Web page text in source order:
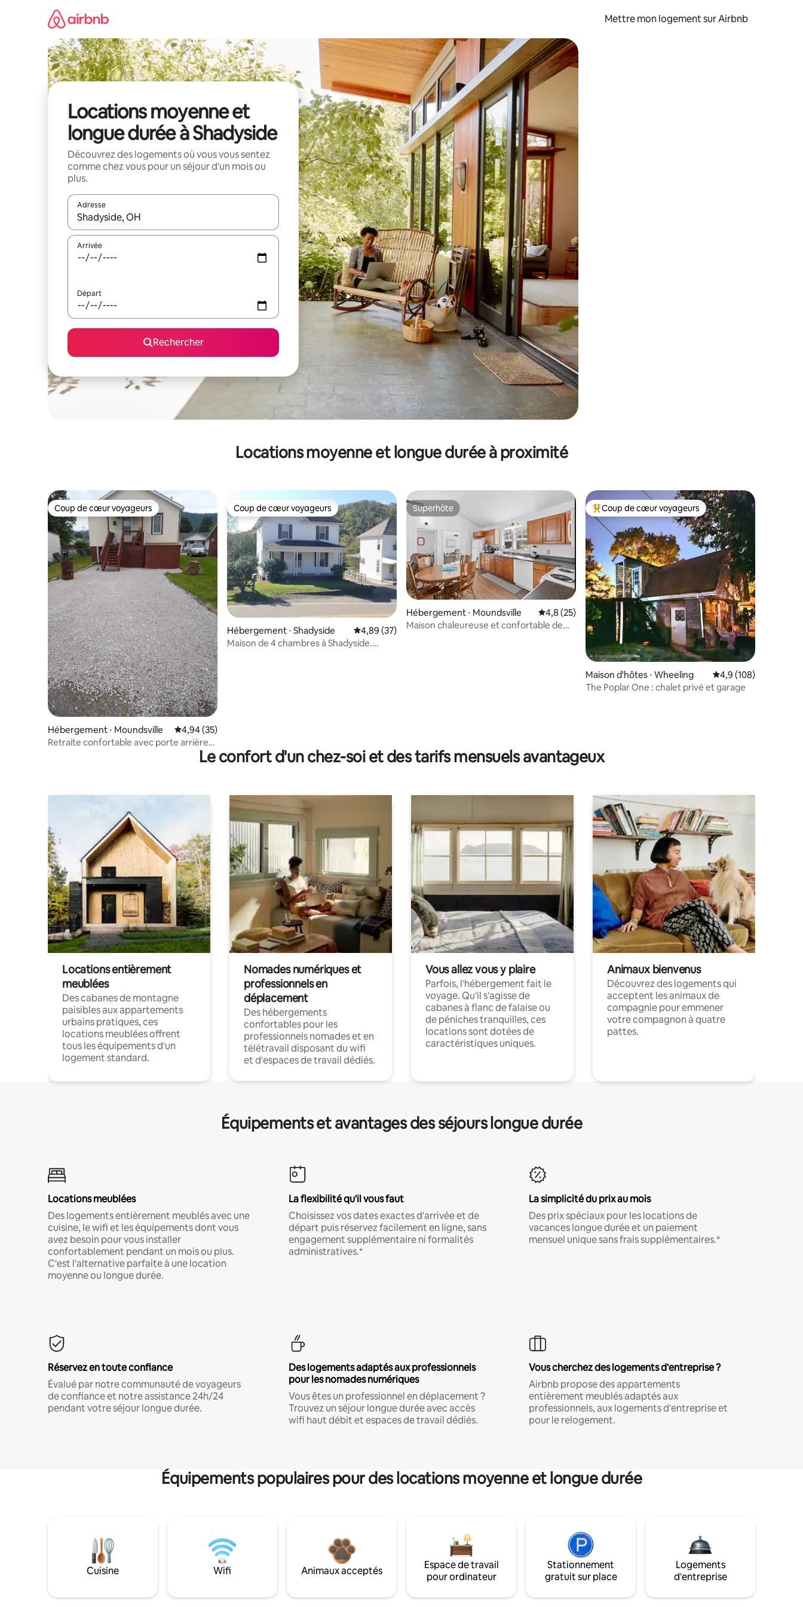
Mettre mon logement sur Airbnb
Locations moyenne et
longue durée à Shadyside
Découvrez des logements où vous vous sentez
comme chez vous pour un séjour d'un mois ou
plus.
Adresse
Lorsque les résultats s'affichent, utilisez les flèches vers le haut et vers le bas pour les parcourir ou en appuyant et en faisant glisser.
Arrivée
Départ
Rechercher
Locations moyenne et longue durée à proximité
Coup de cœur voyageurs
Coup de cœur voyageurs
Hébergement ⋅ Moundsville Évaluation moyenne sur la base de 35 commentaires : 4,94 sur 5
4,94 (35)
Retraite confortable avec porte arrière
Coup de cœur voyageurs
Coup de cœur voyageurs
Hébergement ⋅ Shadyside Évaluation moyenne sur la base de 37 commentaires : 4,89 sur 5
4,89 (37)
Maison de 4 chambres à Shadyside.
Superhôte
Superhôte
Hébergement ⋅ Moundsville Évaluation moyenne sur la base de 25 commentaires : 4,8 sur 5
4,8 (25)
Maison chaleureuse et confortable de
Coups de cœur voyageurs les plus appréciés
Coup de cœur voyageurs
Maison d'hôtes ⋅ Wheeling Évaluation moyenne
4,9 (108)
The Poplar One : chalet privé et garage
Le confort d'un chez-soi et des tarifs mensuels avantageux
Locations entièrement
meublées
Des cabanes de montagne
paisibles aux appartements
urbains pratiques, ces
locations meublées offrent
tous les équipements d'un
logement standard.
Nomades numériques et
professionnels en
déplacement
Des hébergements
confortables pour les
professionnels nomades et en
télétravail disposant du wifi
et d'espaces de travail dédiés.
Vous allez vous y plaire
Parfois, l'hébergement fait le
voyage. Qu'il s'agisse de
cabanes à flanc de falaise ou
de péniches tranquilles, ces
locations sont dotées de
caractéristiques uniques.
Animaux bienvenus
Découvrez des logements qui
acceptent les animaux de
compagnie pour emmener
votre compagnon à quatre
pattes.
Équipements et avantages des séjours longue durée
Locations meublées
Des logements entièrement meublés avec une
cuisine, le wifi et les équipements dont vous
avez besoin pour vous installer
confortablement pendant un mois ou plus.
C'est l'alternative parfaite à une location
moyenne ou longue durée.
La flexibilité qu'il vous faut
Choisissez vos dates exactes d'arrivée et de
départ puis réservez facilement en ligne, sans
engagement supplémentaire ni formalités
administratives.*
La simplicité du prix au mois
Des prix spéciaux pour les locations de
vacances longue durée et un paiement
mensuel unique sans frais supplémentaires.*
Réservez en toute confiance
Évalué par notre communauté de voyageurs
de confiance et notre assistance 24h/24
pendant votre séjour longue durée.
Des logements adaptés aux professionnels
pour les nomades numériques
Vous êtes un professionnel en déplacement ?
Trouvez un séjour longue durée avec accès
wifi haut débit et espaces de travail dédiés.
Vous cherchez des logements d'entreprise ?
Airbnb propose des appartements
entièrement meublés adaptés aux
professionnels, aux logements d'entreprise et
pour le relogement.
Équipements populaires pour des locations moyenne et longue durée
Cuisine Wifi Animaux acceptés
Espace de travail
pour ordinateur
Stationnement
gratuit sur place
Logements
d'entreprise